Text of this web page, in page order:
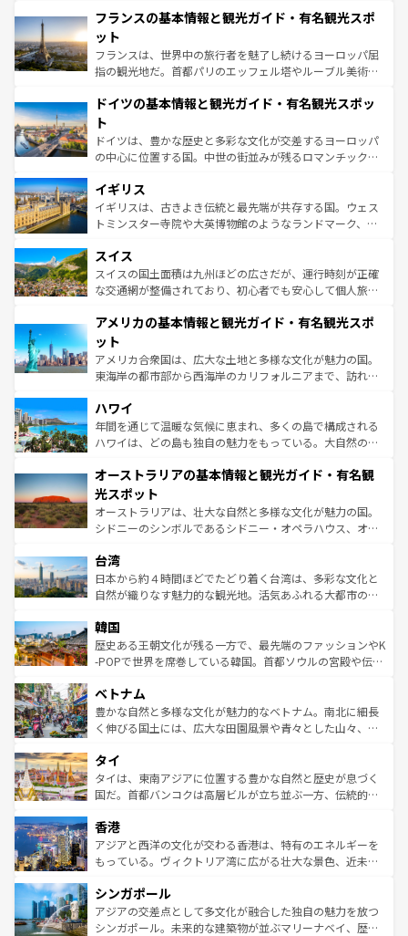
なお、新着のイタリア情報はコンテンツ一覧を参照してほ
しい。
文化が根付くこの国では、情熱的なフラメンコ、熱気あふ
れる闘牛、そして美味しいタパスが生活の一部となってい
る。首都マドリードの洗練された雰囲気や、バルセロナの
アートに溢れた街角から、地方では古代ローマ遺跡や中世
せる。地方によって風土や気候が異なるスペインはその個
ンテンツ一覧 を参照してほしい。
フランスの基本情報と観光ガイド・有名観光スポ
ット
フランスは、世界中の旅行者を魅了し続けるヨーロッパ屈
指の観光地だ。首都パリのエッフェル塔やルーブル美術館
で、幅広い魅力が詰まっている。華麗な宮殿、歴史的な大
聖堂、美しいビーチ、そして豊かな自然が、訪れる者を心
から魅了する。また、フランスは美食の国としても知ら
れ、フランス料理はユネスコ無形文化遺産にも登録されて
香り高いラベンダー畑など、多彩な楽しみ方が可能だ。さ
らに、パリ以外の地域にも魅力が溢れており、どの街角に
も豊かな歴史と文化が息づいている。パリ以外の個性あふ
を参照してほしい。
ドイツの基本情報と観光ガイド・有名観光スポッ
ト
ドイツは、豊かな歴史と多彩な文化が交差するヨーロッパ
の中心に位置する国。中世の街並みが残るロマンチック街
顔を持つこの国は、どこを歩いても飽きることがない。ベ
ルリンの文化的活気、バイエルン州のアルプスの絶景、そ
してライン川沿いのワイン畑といった風景は必見。ビール
は、お酒好きな人にはぜひ体験してほしい。 なお、新着の
ドイツ情報はコンテンツ一覧を参照してほしい。
イギリス
イギリスは、古きよき伝統と最先端が共存する国。ウェス
トミンスター寺院や大英博物館のようなランドマーク、歴
リアごとに異なる魅力がある。また、優雅なアフタヌーン
ティー、ビール好きにはたまらない英国パブ、サッカー観
戦など、本場だからこそできる体験も豊富。イギリスを旅
ンツ一覧を参照してほしい。
スイス
スイスの国土面積は九州ほどの広さだが、運行時刻が正確
な交通網が整備されており、初心者でも安心して個人旅行
の建物がそのまま残る町や、スイスならではのユニークな
博物館もあり、アルプス観光だけでなく町歩きも満喫する
ことができる。国民の所得が高いため物価も高いが、旅行
者向けの交通パス提供のサービスもあり、うまく活用すれ
着のスイス情報は
アメリカの基本情報と観光ガイド・有名観光スポ
ット
アメリカ合衆国は、広大な土地と多様な文化が魅力の国。
東海岸の都市部から西海岸のカリフォルニアまで、訪れる
のような巨大都市は、観光、ショッピング、エンターテイ
ンメントが詰まった刺激的なスポットだ。一方、アメリカ
西部には大自然が広がり、グランドキャニオンやイエロー
部のニューオーリンズでは、音楽と美食が融合した独特の
文化が魅力。旅行者はアメリカの各地域で異なる魅力を楽
しみながら、その多様性と豊かな歴史を感じることができ
るだろう。車でのロードトリップや列車の旅も、アメリカ
情報は
ハワイ
年間を通じて温暖な気候に恵まれ、多くの島で構成される
ハワイは、どの島も独自の魅力をもっている。大自然の神
ワイ島は見逃せない。また、定番の観光地といえばオアフ
島だが、静かな自然を求めるならマウイ島やカウアイ島が
おすすめ。エメラルドグリーンに輝く海をはじめ、豊かな
文化や歴史が息づいている。「アロハスピリット」と呼ば
人々、おいしいローカルフードやハワイアンミュージッ
ク、伝統的なフラダンスなど、すべてがハワイの魅力を彩
っている。訪れるたびに新しい発見と感動が待っているハ
はコンテンツ一覧
オーストラリアの基本情報と観光ガイド・有名観
光スポット
オーストラリアは、壮大な自然と多様な文化が魅力の国。
シドニーのシンボルであるシドニー・オペラハウス、オー
リアリーフや大陸中央部にそびえるウルル（エアーズロッ
ク）、タスマニアの美しい原生林やケアンズの熱帯雨林な
ど、見どころがたくさん。また、カフェやワイン、オージ
いる。アクティビティも充実しており、サーフィンやダイ
ビング、ハイキングなど、アウトドア好きにはたまらな
い。オーストラリアの多彩な魅力を存分に味わいつくそ
参照してほしい。
台湾
日本から約４時間ほどでたどり着く台湾は、多彩な文化と
自然が織りなす魅力的な観光地。活気あふれる大都市の台
ン）、静ひつな山岳地帯である台湾東部など、都市の喧騒
と山間の静けさが共存しており、訪れる人に新しい発見と
驚きをもたらしてくれる。また、奥深い台湾の食文化も魅
容にもいいと評判のスイーツなど、バラエティ豊かな料理
が味わえる。 なお、新着の台湾情報は コンテンツ一覧を参
照してほしい。
韓国
歴史ある王朝文化が残る一方で、最先端のファッションやK
-POPで世界を席巻している韓国。首都ソウルの宮殿や伝統
き、地方に足を延ばせば四季折々の自然美を楽しむことが
できる。そして、キムチや焼肉、絶品のストリートフード
まで、さまざまな韓国料理が待っている。夜には、韓国な
リティに包まれながら、韓国の多彩な魅力を心ゆくまで味
わってみてほしい。 なお、新着の韓国情報はコンテンツ一
覧を参照してほしい。
ベトナム
豊かな自然と多様な文化が魅力的なベトナム。南北に細長
く伸びる国土には、広大な田園風景や青々とした山々、世
急速な発展と共に伝統が息づく。ハノイの古い町並みやホ
ーチミン市のフランス統治時代の建物も、独特の雰囲気を
醸し出している。また、バラエティの豊かさとおいしさで
とつ。フォーやバインミー、ベトナムコーヒーなどは、ぜ
ひ現地で味わいたい。どの地域を訪れてもあたたかい人々
が旅行者を迎えてくれるので、きっと忘れられない旅にな
参照してほしい。
タイ
タイは、東南アジアに位置する豊かな自然と歴史が息づく
国だ。首都バンコクは高層ビルが立ち並ぶ一方、伝統的な
の活気が交差している。北部ではチェンマイなどの山岳地
帯で自然と触れ合い、南部ではプーケットやクラビの美し
いビーチでリゾート気分を楽しむことができる。タイ料理
激する。気候は一年中温暖で、どの季節にも異なる楽しみ
が待っている。親しみやすいタイの人々、仏教を中心とし
た文化、そして多様な観光資源が、訪れる旅人を魅了し続
香港
アジアと西洋の文化が交わる香港は、特有のエネルギーを
もっている。ヴィクトリア湾に広がる壮大な景色、近未来
み、どこを訪れても感動するはず。観光スポットが密集し
ており、効率よく見どころを回れるのも魅力。息をのむよ
うな絶景から文化的な体験まで、香港を存分に楽しみ尽く
シンガポール
アジアの交差点として多文化が融合した独自の魅力を放つ
シンガポール。未来的な建築物が並ぶマリーナベイ、歴史